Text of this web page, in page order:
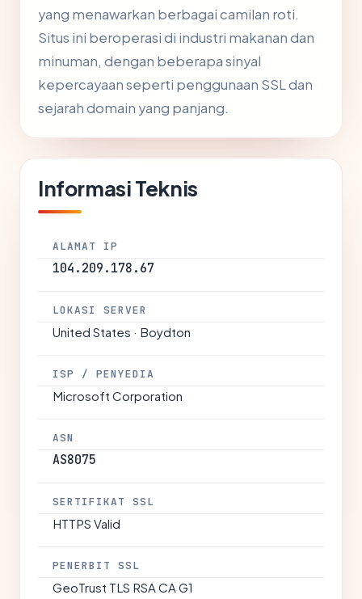
yang menawarkan berbagai camilan roti.
Situs ini beroperasi di industri makanan dan
minuman, dengan beberapa sinyal
kepercayaan seperti penggunaan SSL dan
sejarah domain yang panjang.
Informasi Teknis
ALAMAT IP
104.209.178.67
LOKASI SERVER
United States · Boydton
ISP / PENYEDIA
Microsoft Corporation
ASN
AS8075
SERTIFIKAT SSL
HTTPS Valid
PENERBIT SSL
GeoTrust TLS RSA CA G1